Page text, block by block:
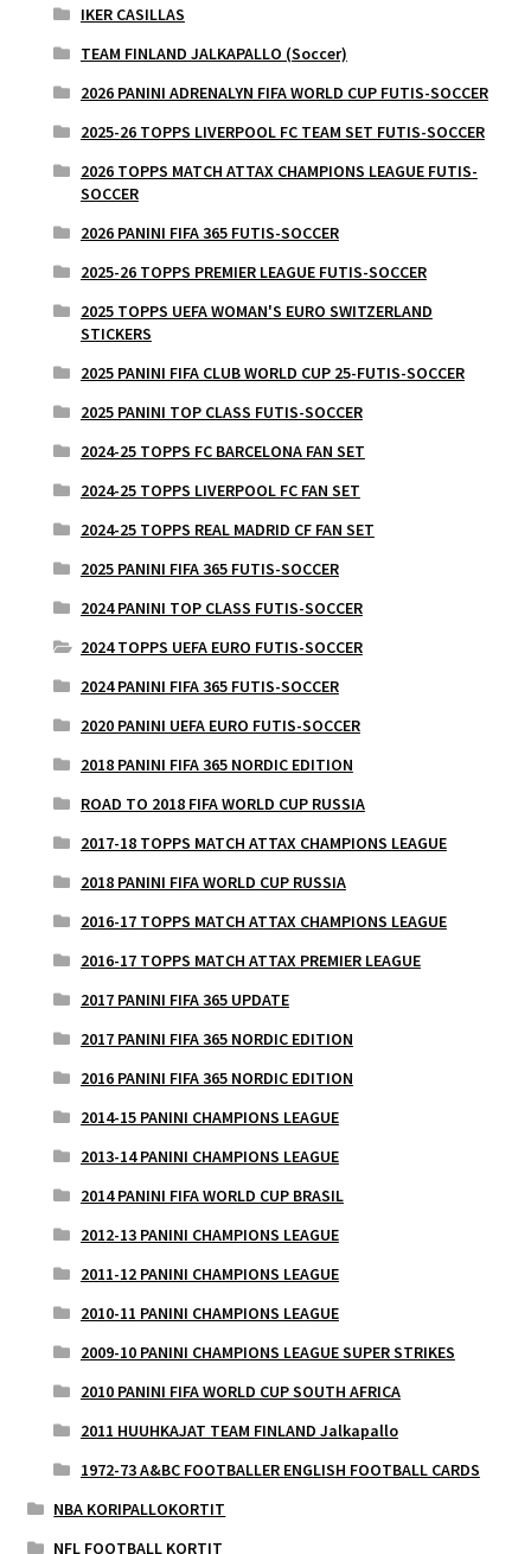
IKER CASILLAS
TEAM FINLAND JALKAPALLO (Soccer)
2026 PANINI ADRENALYN FIFA WORLD CUP FUTIS-SOCCER
2025-26 TOPPS LIVERPOOL FC TEAM SET FUTIS-SOCCER
2026 TOPPS MATCH ATTAX CHAMPIONS LEAGUE FUTIS-
SOCCER
2026 PANINI FIFA 365 FUTIS-SOCCER
2025-26 TOPPS PREMIER LEAGUE FUTIS-SOCCER
2025 TOPPS UEFA WOMAN'S EURO SWITZERLAND
STICKERS
2025 PANINI FIFA CLUB WORLD CUP 25-FUTIS-SOCCER
2025 PANINI TOP CLASS FUTIS-SOCCER
2024-25 TOPPS FC BARCELONA FAN SET
2024-25 TOPPS LIVERPOOL FC FAN SET
2024-25 TOPPS REAL MADRID CF FAN SET
2025 PANINI FIFA 365 FUTIS-SOCCER
2024 PANINI TOP CLASS FUTIS-SOCCER
2024 TOPPS UEFA EURO FUTIS-SOCCER
2024 PANINI FIFA 365 FUTIS-SOCCER
2020 PANINI UEFA EURO FUTIS-SOCCER
2018 PANINI FIFA 365 NORDIC EDITION
ROAD TO 2018 FIFA WORLD CUP RUSSIA
2017-18 TOPPS MATCH ATTAX CHAMPIONS LEAGUE
2018 PANINI FIFA WORLD CUP RUSSIA
2016-17 TOPPS MATCH ATTAX CHAMPIONS LEAGUE
2016-17 TOPPS MATCH ATTAX PREMIER LEAGUE
2017 PANINI FIFA 365 UPDATE
2017 PANINI FIFA 365 NORDIC EDITION
2016 PANINI FIFA 365 NORDIC EDITION
2014-15 PANINI CHAMPIONS LEAGUE
2013-14 PANINI CHAMPIONS LEAGUE
2014 PANINI FIFA WORLD CUP BRASIL
2012-13 PANINI CHAMPIONS LEAGUE
2011-12 PANINI CHAMPIONS LEAGUE
2010-11 PANINI CHAMPIONS LEAGUE
2009-10 PANINI CHAMPIONS LEAGUE SUPER STRIKES
2010 PANINI FIFA WORLD CUP SOUTH AFRICA
2011 HUUHKAJAT TEAM FINLAND Jalkapallo
1972-73 A&BC FOOTBALLER ENGLISH FOOTBALL CARDS
NBA KORIPALLOKORTIT
NFL FOOTBALL KORTIT